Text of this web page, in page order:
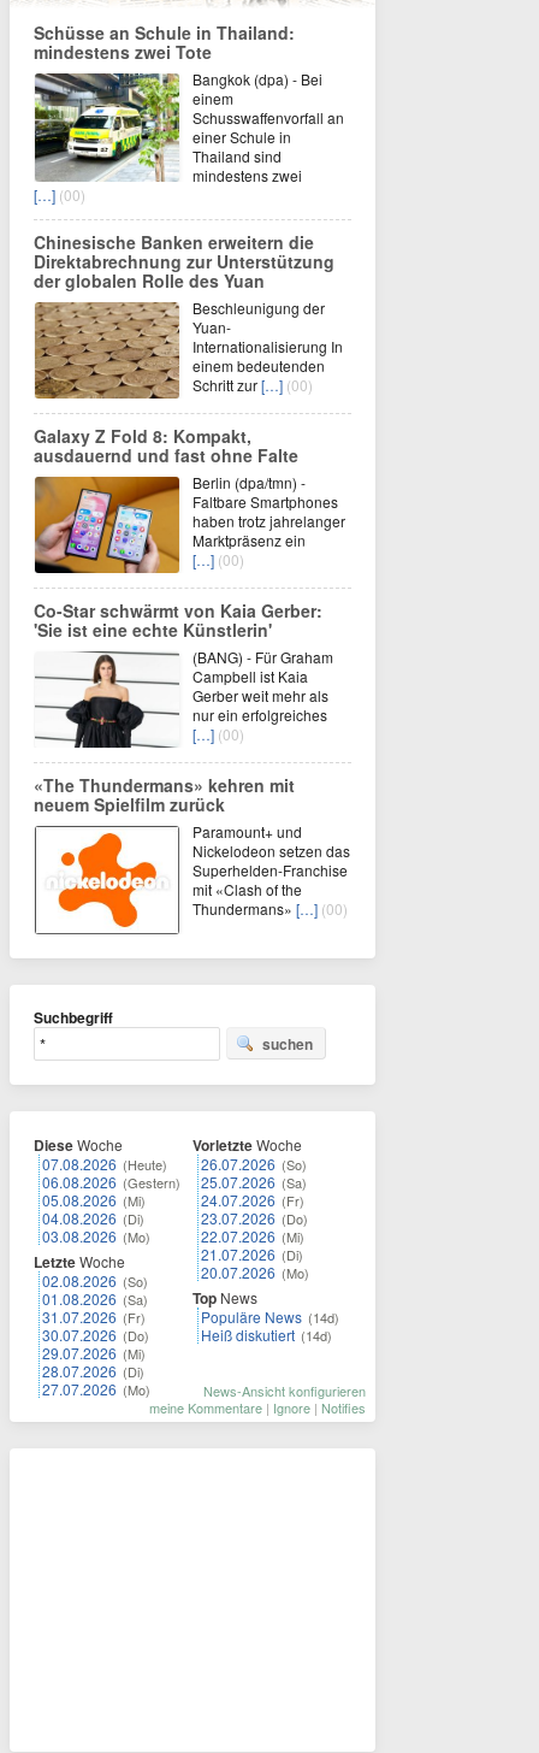
Schüsse an Schule in Thailand:
mindestens zwei Tote
Bangkok (dpa) - Bei
einem
Schusswaffenvorfall an
einer Schule in
Thailand sind
mindestens zwei
[…] (00)
Chinesische Banken erweitern die
Direktabrechnung zur Unterstützung
der globalen Rolle des Yuan
Beschleunigung der
Yuan-
Internationalisierung In
einem bedeutenden
Schritt zur[…] (00)
Galaxy Z Fold 8: Kompakt,
ausdauernd und fast ohne Falte
Berlin (dpa/tmn) -
Faltbare Smartphones
haben trotz jahrelanger
Marktpräsenz ein
[…] (00)
Co-Star schwärmt von Kaia Gerber:
'Sie ist eine echte Künstlerin'
(BANG) - Für Graham
Campbell ist Kaia
Gerber weit mehr als
nur ein erfolgreiches
[…] (00)
«The Thundermans» kehren mit
neuem Spielfilm zurück
Paramount+ und
Nickelodeon setzen das
Superhelden-Franchise
mit «Clash of the
Thundermans» […] (00)
Suchbegriff
suchen
DieseWoche
07.08.2026 (Heute)
06.08.2026 (Gestern)
05.08.2026 (Mi)
04.08.2026 (Di)
03.08.2026 (Mo)
LetzteWoche
02.08.2026 (So)
01.08.2026 (Sa)
31.07.2026 (Fr)
30.07.2026 (Do)
29.07.2026 (Mi)
28.07.2026 (Di)
27.07.2026 (Mo)
VorletzteWoche
26.07.2026 (So)
25.07.2026 (Sa)
24.07.2026 (Fr)
23.07.2026 (Do)
22.07.2026 (Mi)
21.07.2026 (Di)
20.07.2026 (Mo)
Top News
Populäre News (14d)
Heiß diskutiert (14d)
News-Ansicht konfigurieren
meine Kommentare | Ignore | Notifies